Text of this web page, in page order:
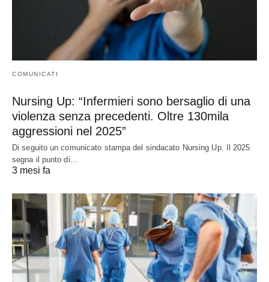
COMUNICATI
Nursing Up: “Infermieri sono bersaglio di una
violenza senza precedenti. Oltre 130mila
aggressioni nel 2025”
Di seguito un comunicato stampa del sindacato Nursing Up. Il 2025
segna il punto di…
3 mesi fa